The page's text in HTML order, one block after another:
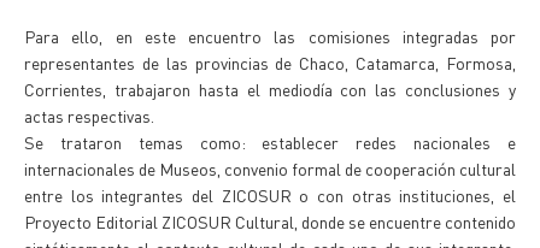
Para ello, en este encuentro las comisiones integradas por
representantes de las provincias de Chaco, Catamarca, Formosa,
Corrientes, trabajaron hasta el mediodía con las conclusiones y
actas respectivas.
Se trataron temas como: establecer redes nacionales e
internacionales de Museos, convenio formal de cooperación cultural
entre los integrantes del ZICOSUR o con otras instituciones, el
Proyecto Editorial ZICOSUR Cultural, donde se encuentre contenido